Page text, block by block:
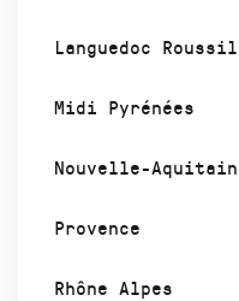
Languedoc
Midi Pyrénées
Nouvelle-
Provence
Rhône Alpes